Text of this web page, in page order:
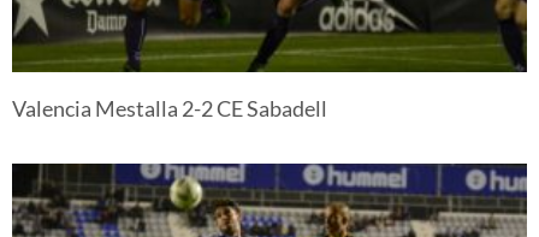
Valencia Mestalla 2-2 CE Sabadell